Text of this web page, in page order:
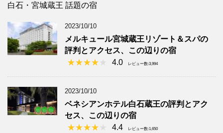
白石・宮城蔵王 話題の宿
2023/10/10
メルキュール宮城蔵王リゾート＆スパの
評判とアクセス、この辺りの宿
4.0
レビュー数:3,994
2023/10/10
ベネシアンホテル白石蔵王の評判とアク
セス、この辺りの宿
4.4
レビュー数:1,650